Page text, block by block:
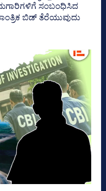
ಸಂಬಂಧಿಸಿದ
ಬಿಡ್‌ ತೆರೆಯುವುದು